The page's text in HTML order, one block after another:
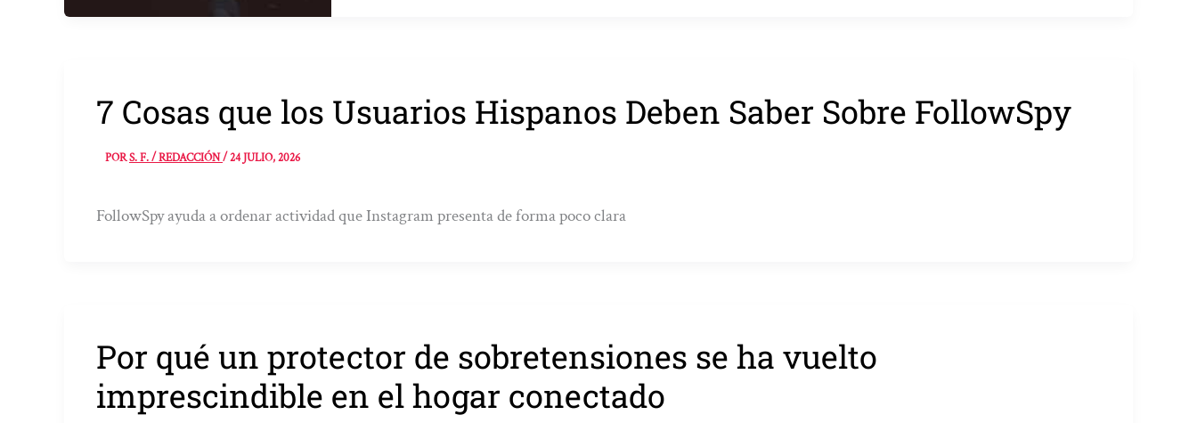
7 Cosas que los Usuarios Hispanos Deben Saber Sobre FollowSpy
PORS. F. / REDACCIÓN/24 JULIO, 2026
FollowSpy ayuda a ordenar actividad que Instagram presenta de forma poco clara
Por qué un protector de sobretensiones se ha vuelto
imprescindible en el hogar conectado